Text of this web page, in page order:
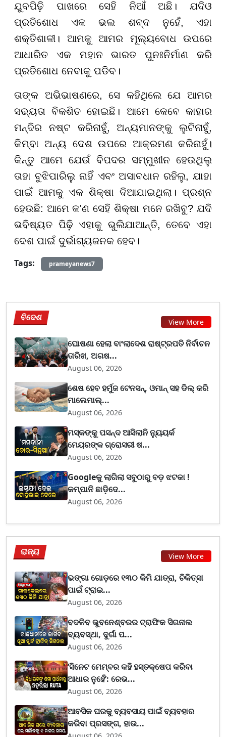
ଯୁବପିଢ଼ି ପାଖରେ ସେହି ନିଆଁ ଅଛି। ଯଦିଓ
ପ୍ରତିଶୋଧ ଏକ ଭଲ ଶବ୍ଦ ନୁହେଁ, ଏହା
ଶକ୍ତିଶାଳୀ। ଆମକୁ ଆମର ମୂଲ୍ୟବୋଧ ଉପରେ
ଆଧାରିତ ଏକ ମହାନ ଭାରତ ପୁନଃନିର୍ମାଣ କରି
ପ୍ରତିଶୋଧ ନେବାକୁ ପଡିବ।
ତାଙ୍କ ଅଭିଭାଷଣରେ, ସେ କହିଥିଲେ ଯେ ଆମର
ସଭ୍ୟତା ବିକଶିତ ହୋଇଛି। ଆମେ କେବେ କାହାର
ମନ୍ଦିର ନଷ୍ଟ କରିନାହୁଁ, ଅନ୍ୟମାନଙ୍କୁ ଲୁଟିନାହୁଁ,
କିମ୍ବା ଅନ୍ୟ ଦେଶ ଉପରେ ଆକ୍ରମଣ କରିନାହୁଁ।
କିନ୍ତୁ ଆମେ ଯେଉଁ ବିପଦର ସମ୍ମୁଖୀନ ହେଉଥିଲୁ
ତାହା ବୁଝିପାରିଲୁ ନାହିଁ ଏବଂ ଅସାବଧାନ ରହିଲୁ, ଯାହା
ପାଇଁ ଆମକୁ ଏକ ଶିକ୍ଷା ଦିଆଯାଇଥିଲା। ପ୍ରଶ୍ନ
ହେଉଛି: ଆମେ କ'ଣ ସେହି ଶିକ୍ଷା ମନେ ରଖିବୁ? ଯଦି
ଭବିଷ୍ୟତ ପିଢ଼ି ଏହାକୁ ଭୁଲିଯାଆନ୍ତି, ତେବେ ଏହା
ଦେଶ ପାଇଁ ଦୁର୍ଭାଗ୍ୟଜନକ ହେବ।
Tags:
prameyanews7
ବିଦେଶ View More
ଘୋଷଣା ହେଲା ବାଂଲାଦେଶ ରାଷ୍ଟ୍ରପତି ନିର୍ବାଚନ
ତାରିଖ, ଅଗଷ...
August 06, 2026
ଶେଷ ହେବ ହର୍ମୁଜ ଟେନସନ୍, ଓମାନ୍ ସହ ଡିଲ୍ କରି
ମାଲେମାଲ୍...
August 06, 2026
ମସ୍କଙ୍କୁ ପସନ୍ଦ ଆସିଲାନି ନ୍ୟୁୟର୍କ
ମେୟରଙ୍କ ଗ୍ରୋସରୀ ଷ...
August 06, 2026
Googleକୁ ଲାଗିଲା ସବୁଠାରୁ ବଡ଼ ଝଟକା !
କମ୍ପାନି ଛାଡ଼ିଦେ...
August 06, 2026
ରାଜ୍ୟ View More
ଭଙ୍ଗା ଗୋଡ଼ରେ ୧୩୦ କିମି ଯାତ୍ରା, ଚିକିତ୍ସା
ପାଇଁ ଟ୍ରାଇ...
August 06, 2026
ବଦଳିବ ଭୁବନେଶ୍ବରର ଟ୍ରାଫିକ ସିଗନାଲ
ବ୍ୟବସ୍ଥା, ଦୁର୍ଗା ପ...
August 06, 2026
‘ସିନେଟ ମେମ୍ବର କହି ହସ୍ତକ୍ଷେପ କରିବା
ଆଧାର ନୁହେଁ’: ରେଭ...
August 06, 2026
ଆବସିକ ଘରକୁ ବ୍ୟବସାୟ ପାଇଁ ବ୍ୟବହାର
କରିବା ପ୍ରସଙ୍ଗ, ହାଉ...